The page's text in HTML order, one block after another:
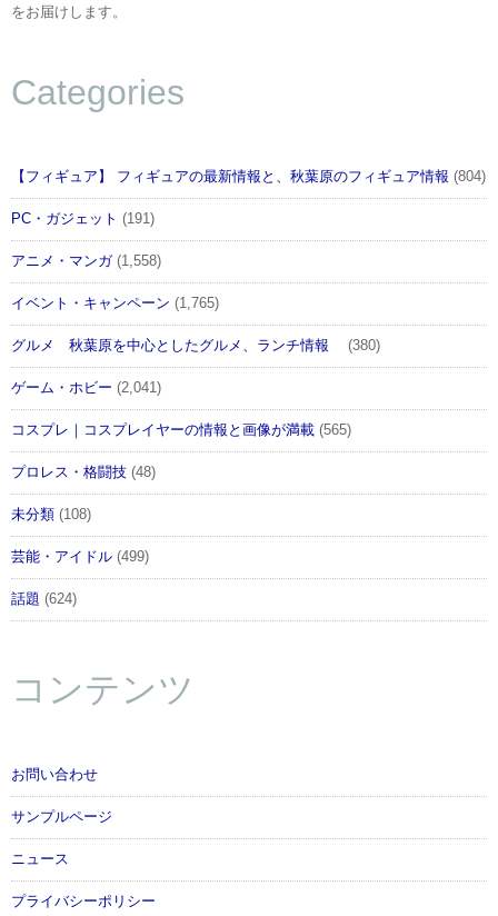
をお届けします。
Categories
【フィギュア】 フィギュアの最新情報と、秋葉原のフィギュア情報 (804)
PC・ガジェット (191)
アニメ・マンガ(1,558)
イベント・キャンペーン (1,765)
グルメ 秋葉原を中心としたグルメ、ランチ情報 (380)
ゲーム・ホビー (2,041)
コスプレ｜コスプレイヤーの情報と画像が満載 (565)
プロレス・格闘技 (48)
未分類 (108)
芸能・アイドル (499)
話題 (624)
コンテンツ
お問い合わせ
サンプルページ
ニュース
プライバシーポリシー